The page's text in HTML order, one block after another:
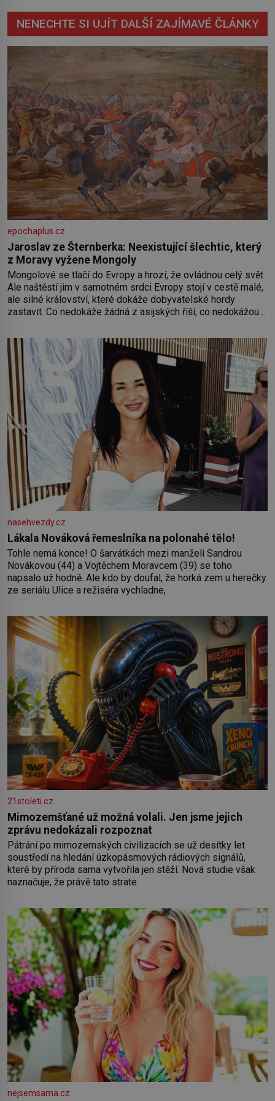
NENECHTE SI UJÍT DALŠÍ ZAJÍMAVÉ ČLÁNKY
epochaplus.cz
Jaroslav ze Šternberka: Neexistující šlechtic, který
z Moravy vyžene Mongoly
Mongolové se tlačí do Evropy a hrozí, že ovládnou celý svět.
Ale naštěstí jim v samotném srdci Evropy stojí v cestě malé,
ale silné království, které dokáže dobyvatelské hordy
zastavit. Co nedokáže žádná z asijských říší, co nedokážou
od roku 1223 postupují podél Kaspického a Azovského
moře,
nasehvezdy.cz
Lákala Nováková řemeslníka na polonahé tělo!
Tohle nemá konce! O šarvátkách mezi manželi Sandrou
Novákovou (44) a Vojtěchem Moravcem (39) se toho
napsalo už hodně. Ale kdo by doufal, že horká zem u herečky
ze seriálu Ulice a režiséra vychladne,
21stoleti.cz
Mimozemšťané už možná volali. Jen jsme jejich
zprávu nedokázali rozpoznat
Pátrání po mimozemských civilizacích se už desítky let
soustředí na hledání úzkopásmových rádiových signálů,
které by příroda sama vytvořila jen stěží. Nová studie však
naznačuje, že právě tato strate
nejsemsama.cz